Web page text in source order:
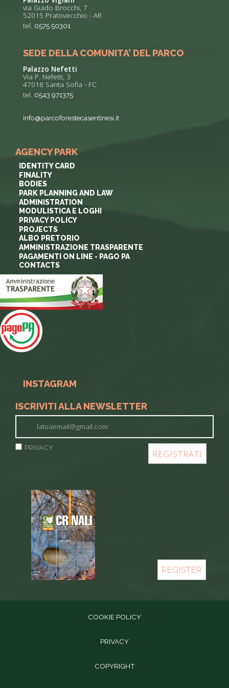
via Guido Brocchi, 7
52015 Pratovecchio - AR
tel. 0575 50301
SEDE DELLA COMUNITA’ DEL PARCO
Palazzo Nefetti
Via P. Nefetti, 3
47018 Santa Sofia - FC
tel. 0543 971375
info@parcoforestecasentinesi.it
AGENCY PARK
IDENTITY CARD
FINALITY
BODIES
PARK PLANNING AND LAW
ADMINISTRATION
MODULISTICA E LOGHI
PRIVACY POLICY
PROJECTS
ALBO PRETORIO
AMMINISTRAZIONE TRASPARENTE
PAGAMENTI ON LINE - PAGO PA
CONTACTS
INSTAGRAM
ISCRIVITI ALLA NEWSLETTER
PRIVACY
REGISTER
COOKIE POLICY
PRIVACY
COPYRIGHT